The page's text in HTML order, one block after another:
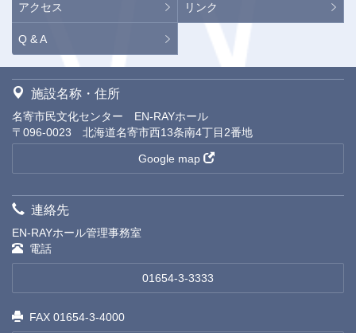
アクセス リンク
Q & A
施設名称・住所
名寄市民文化センター EN-RAYホール
〒096-0023 北海道名寄市西13条南4丁目2番地
Google map
連絡先
EN-RAYホール管理事務室
電話
01654-3-3333
FAX 01654-3-4000